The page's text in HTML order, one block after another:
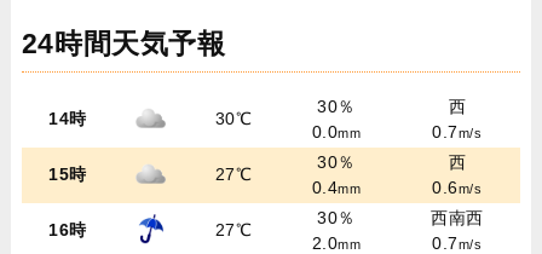
24時間天気予報
14時 30℃
30％
0.0mm
西
0.7m/s
15時 27℃
30％
0.4mm
西
0.6m/s
16時 27℃
30％
2.0mm
西南西
0.7m/s